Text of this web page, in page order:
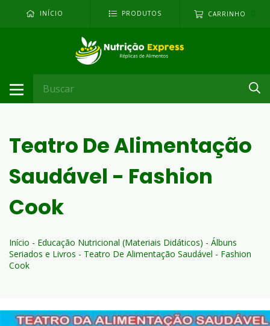
INÍCIO PRODUTOS CARRINHO
Teatro De Alimentação
Saudável - Fashion
Cook
Início - Educação Nutricional (Materiais Didáticos) - Álbuns
Seriados e Livros - Teatro De Alimentação Saudável - Fashion
Cook